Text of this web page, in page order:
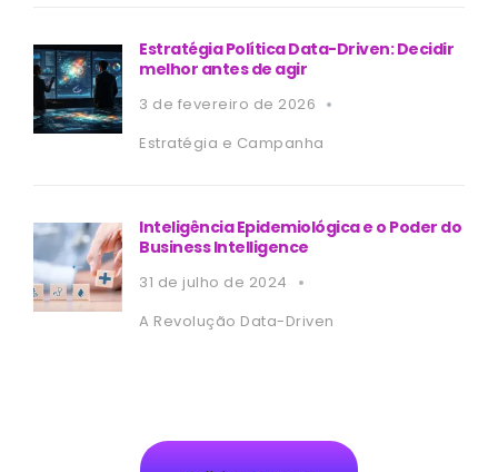
Estratégia Política Data-Driven: Decidir
melhor antes de agir
3 de fevereiro de 2026
Estratégia e Campanha
Inteligência Epidemiológica e o Poder do
Business Intelligence
31 de julho de 2024
A Revolução Data-Driven